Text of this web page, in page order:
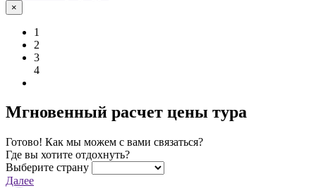
×
1
2
3
4
Мгновенный расчет цены тура
Готово! Как мы можем с вами связаться?
Где вы хотите отдохнуть?
Выберите страну
Далее